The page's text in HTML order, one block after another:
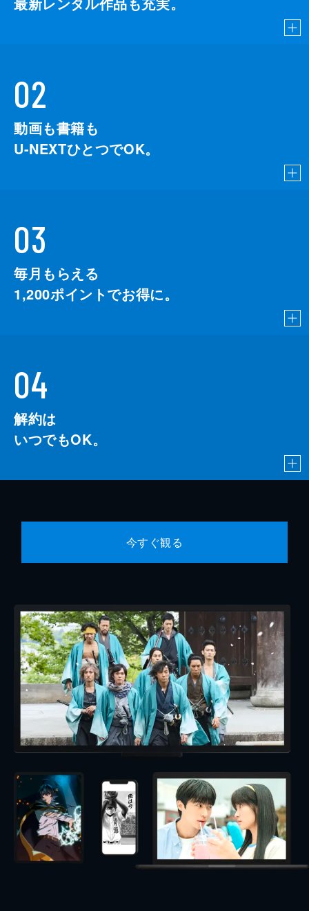
02
動画も書籍も
U-NEXTひとつでOK。
03
毎月もらえる
1,200ポイントでお得に。
04
解約は
いつでもOK。
今すぐ観る